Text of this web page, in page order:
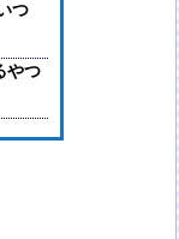
つ
やつ